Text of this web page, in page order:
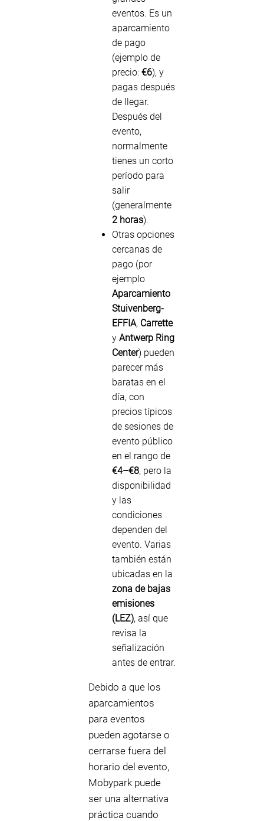
eventos. Es un
aparcamiento
de pago
(ejemplo de
precio: €6), y
pagas después
de llegar.
Después del
evento,
normalmente
tienes un corto
período para
salir
(generalmente
2 horas).
Otras opciones
cercanas de
pago (por
ejemplo
Aparcamiento
Stuivenberg-
EFFIA, Carrette
y Antwerp Ring
Center) pueden
parecer más
baratas en el
día, con
precios típicos
de sesiones de
evento público
en el rango de
€4–€8, pero la
disponibilidad
y las
condiciones
dependen del
evento. Varias
también están
ubicadas en la
zona de bajas
emisiones
(LEZ), así que
revisa la
señalización
antes de entrar.
Debido a que los
aparcamientos
para eventos
pueden agotarse o
cerrarse fuera del
horario del evento,
Mobypark puede
ser una alternativa
práctica cuando